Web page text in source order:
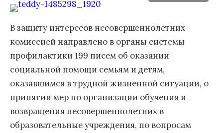
В защиту интересов несовершеннолетних
комиссией направлено в органы системы
профилактики 199 писем об оказании
социальной помощи семьям и детям,
оказавшимся в трудной жизненной ситуации, о
принятии мер по организации обучения и
возвращения несовершеннолетних в
образовательные учреждения, по вопросам